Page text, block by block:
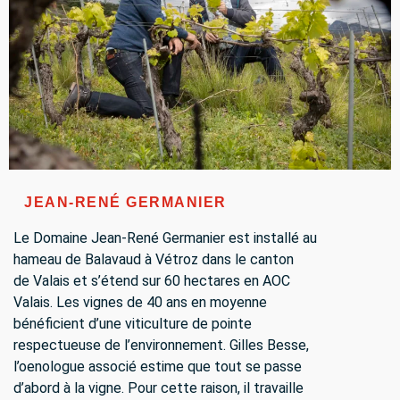
JEAN-RENÉ GERMANIER
Le Domaine Jean-René Germanier est installé au
hameau de Balavaud à Vétroz dans le canton
de Valais et s’étend sur 60 hectares en AOC
Valais. Les vignes de 40 ans en mo­yenne
bénéficient d’une viticulture de pointe
respectueuse de l’environnement. Gilles Besse,
l’oenologue associé estime que tout se passe
d’abord à la vigne. Pour cette raison, il travaille